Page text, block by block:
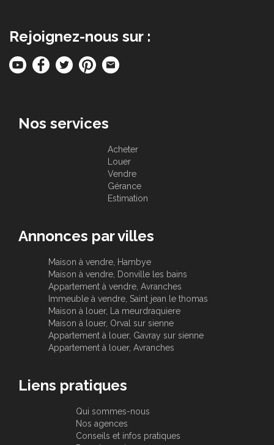
Rejoignez-nous sur :
Nos services
Acheter
Louer
Vendre
Gérance
Estimation
Annonces par villes
Maison à vendre, Hambye
Maison à vendre, Donville les bains
Appartement à vendre, Avranches
Immeuble à vendre, Saint jean le thomas
Maison à louer, La meurdraquiere
Maison à louer, Orval sur sienne
Appartement à louer, Gavray sur sienne
Appartement à louer, Avranches
Liens pratiques
Qui sommes-nous
Nos agences
Conseils et infos pratiques